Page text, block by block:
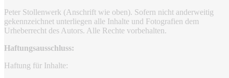
Peter Stollenwerk (Anschrift wie oben). Sofern nicht anderweitig
gekennzeichnet unterliegen alle Inhalte und Fotografien dem
Urheberrecht des Autors. Alle Rechte vorbehalten.
Haftungsausschluss:
Haftung für Inhalte: